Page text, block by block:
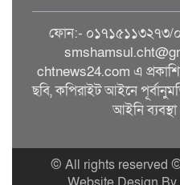
ফোন:-
chtnews24.com এ
ছবি, কপিরাইট আইনে
আইনি
© All rights reserved